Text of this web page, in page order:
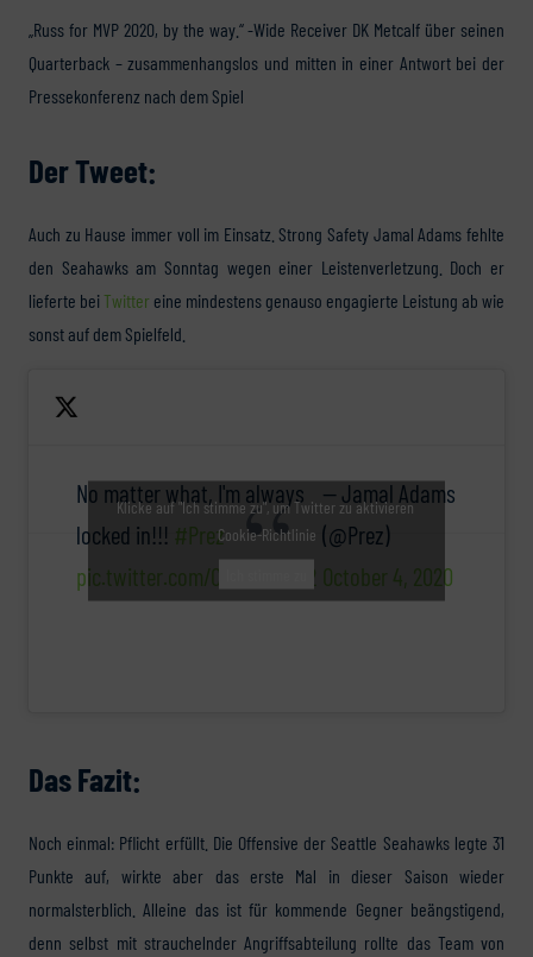
„Russ for MVP 2020, by the way.“ -Wide Receiver DK Metcalf über seinen
Quarterback – zusammenhangslos und mitten in einer Antwort bei der
Pressekonferenz nach dem Spiel
Der Tweet:
Auch zu Hause immer voll im Einsatz. Strong Safety Jamal Adams fehlte
den Seahawks am Sonntag wegen einer Leistenverletzung. Doch er
lieferte beiTwitter eine mindestens genauso engagierte Leistung ab wie
sonst auf dem Spielfeld.
No matter what, I'm always
locked in!!! #Prez
pic.twitter.com/CSHD6OM1R2
— Jamal Adams
(@Prez)
October 4, 2020
Klicke auf "Ich stimme zu", um Twitter zu aktivieren
Cookie-Richtlinie
Das Fazit:
Noch einmal: Pflicht erfüllt. Die Offensive der Seattle Seahawks legte 31
Punkte auf, wirkte aber das erste Mal in dieser Saison wieder
normalsterblich. Alleine das ist für kommende Gegner beängstigend,
denn selbst mit strauchelnder Angriffsabteilung rollte das Team von